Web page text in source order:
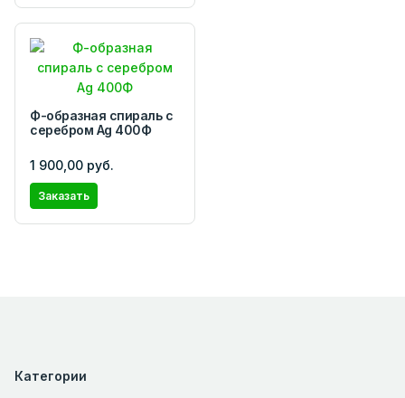
Ф-образная спираль с
серебром Ag 400Ф
1 900,00 руб.
Заказать
Категории